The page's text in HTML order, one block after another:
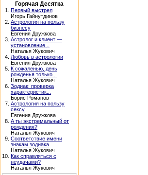
Горячая Десятка
1. Первый выстрел
Игорь Гайнутдинов
2. Астрология на пользу
бизнесу
Евгения Дружкова
3. Астролог и клиент —
установление...
Наталья Жукович
4. Любовь в астрологии
Евгения Дружкова
5. К сожаленью, день
рожденья только...
Наталья Жукович
6. Зодиак: проверка
характеристик...
Борис Романов
7. Астрология на пользу
сексу
Евгения Дружкова
8. А ты экстремальный от
рождения?
Наталья Жукович
9. Соответствие имени
знакам зодиака
Наталья Жукович
10. Как справляться с
неудачами?
Наталья Жукович